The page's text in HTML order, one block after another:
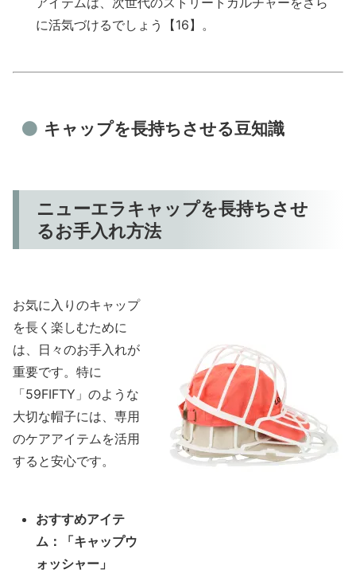
に活気づけるでしょう【16】。
キャップを長持ちさせる豆知識
ニューエラキャップを長持ちさせ
るお手入れ方法
お気に入りのキャップ
を長く楽しむために
は、日々のお手入れが
重要です。特に
「59FIFTY」のような
大切な帽子には、専用
のケアアイテムを活用
すると安心です。
おすすめアイテ
ム：「キャップウ
ォッシャー」